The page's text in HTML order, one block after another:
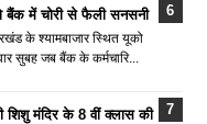
बैंक में चोरी से फैली सनसनी
के श्यामबाजार स्थित यूको
सुबह जब बैंक के कर्मचारि...
मंदिर के 8 वीं क्लास की